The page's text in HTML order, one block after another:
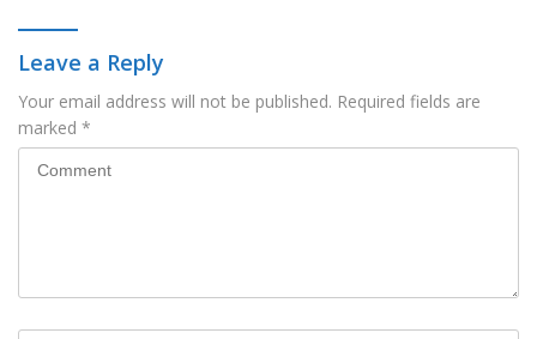
Leave a Reply
Your email address will not be published. Required fields are
marked *